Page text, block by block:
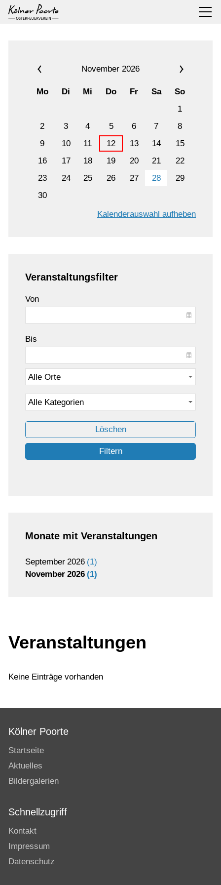
November 2026
Mo Di Mi Do Fr Sa
So
1
2
3 4 5 6 7
8
9
10 11 12 13 14
15
16
17 18 19 20 21
22
23
24 25 26 27 28
29
30
Kalenderauswahl aufheben
Veranstaltungsfilter
Von
Bis
Löschen
Filtern
Monate mit Veranstaltungen
September 2026 1
November 2026 1
Veranstaltungen
Keine Einträge vorhanden
Kölner Poorte
Startseite
Aktuelles
Bildergalerien
Schnellzugriff
Kontakt
Impressum
Datenschutz